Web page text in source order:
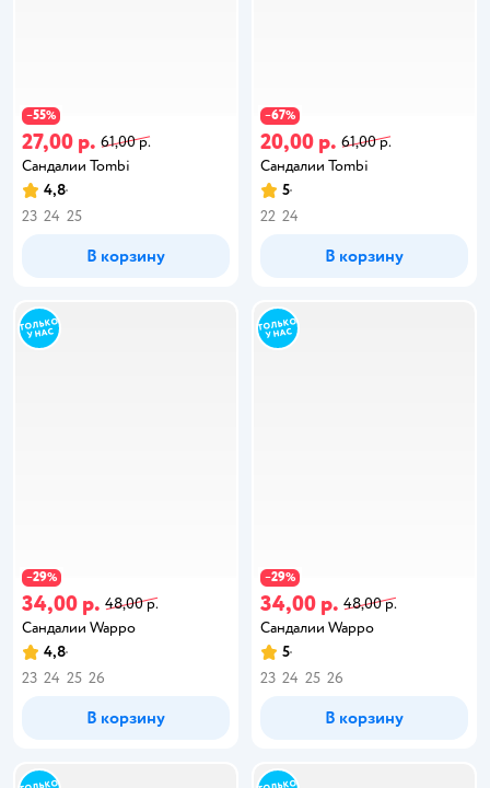
−55%
27,00 р. 61,00 р.
Сандалии Tombi
4,8
23 24 25
В корзину
−67%
20,00 р. 61,00 р.
Сандалии Tombi
5
22 24
В корзину
−29%
34,00 р. 48,00 р.
Сандалии Wappo
4,8
23 24 25 26
В корзину
−29%
34,00 р. 48,00 р.
Сандалии Wappo
5
23 24 25 26
В корзину